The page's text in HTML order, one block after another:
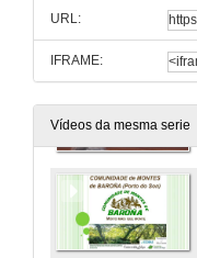
URL:
IFRAME:
Vídeos da mesma serie